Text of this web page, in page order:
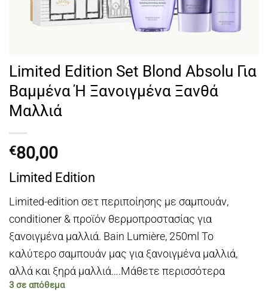
Limited Edition Set Blond Absolu Για
Βαμμένα Ή Ξανοιγμένα Ξανθά
Μαλλιά
€80,00
Limited Edition
Limited-edition σετ περιποίησης με σαμπουάν,
conditioner & προϊόν θερμοπροστασίας για
ξανοιγμένα μαλλιά. Bain Lumière, 250ml Το
καλύτερο σαμπουάν μας για ξανοιγμένα μαλλιά,
αλλά και ξηρά μαλλιά….Μάθετε περισσότερα
3 σε απόθεμα